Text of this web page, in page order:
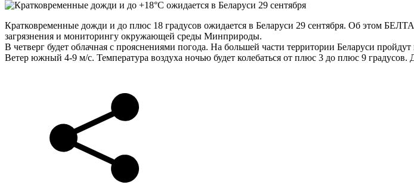
Кратковременные дожди и до плюс 18 градусов ожидается в Беларуси 29 сентября. Об этом
загрязнения и мониторингу окружающей среды Минприроды.
В четверг будет облачная с прояснениями погода. На большей части территории Беларуси
Ветер южный 4-9 м/с. Температура воздуха ночью будет колебаться от плюс 3 до плюс 9